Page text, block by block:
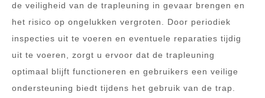
de veiligheid van de trapleuning in gevaar brengen en
het risico op ongelukken vergroten. Door periodiek
inspecties uit te voeren en eventuele reparaties tijdig
uit te voeren, zorgt u ervoor dat de trapleuning
optimaal blijft functioneren en gebruikers een veilige
ondersteuning biedt tijdens het gebruik van de trap.